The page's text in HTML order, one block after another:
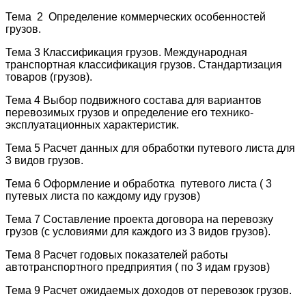
Тема 2 Определение коммерческих особенностей
грузов.
Тема 3 Классификация грузов. Международная
транспортная классификация грузов. Стандартизация
товаров (грузов).
Тема 4 Выбор подвижного состава для вариантов
перевозимых грузов и определение его технико-
эксплуатационных характеристик.
Тема 5 Расчет данных для обработки путевого листа для
3 видов грузов.
Тема 6 Оформление и обработка путевого листа ( 3
путевых листа по каждому иду грузов)
Тема 7 Составление проекта договора на перевозку
грузов (с условиями для каждого из 3 видов грузов).
Тема 8 Расчет годовых показателей работы
автотранспортного предприятия ( по 3 идам грузов)
Тема 9 Расчет ожидаемых доходов от перевозок грузов.